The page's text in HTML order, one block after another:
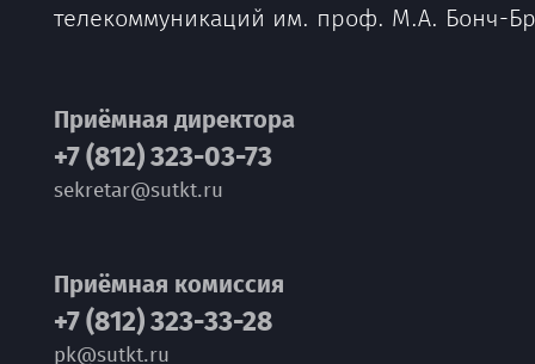
телекоммуникаций им. проф. М.А. Бонч-
Приёмная директора
+7 (812) 323-03-73
sekretar@sutkt.ru
Приёмная комиссия
+7 (812) 323-33-28
pk@sutkt.ru